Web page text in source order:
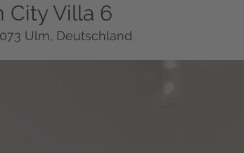
City Villa 6
Ulm, Deutschland